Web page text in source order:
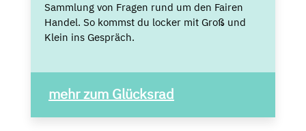
Sammlung von Fragen rund um den Fairen
Handel. So kommst du locker mit Groß und
Klein ins Gespräch.
mehr zum Glücksrad